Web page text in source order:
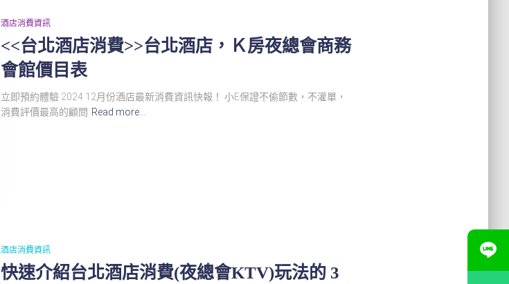
酒店消費資訊
<<台北酒店消費>>台北酒店，Ｋ房夜總會商務
會館價目表
立即預約體驗 2024 12月份酒店最新消費資訊快報！ 小E保證不偷節數，不灌單，
消費評價最高的顧問 Read more…
酒店消費資訊
快速介紹台北酒店消費(夜總會KTV)玩法的 3